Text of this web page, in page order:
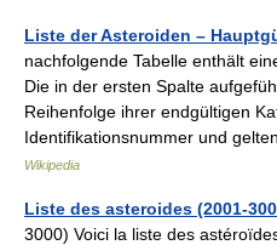
Liste der Asteroiden –
nachfolgende Tabelle enthält
Die in der ersten Spalte
Reihenfolge ihrer endgültigen
Identifikationsnummer und
Wikipedia
Liste des asteroides (2001-
3000) Voici la liste des